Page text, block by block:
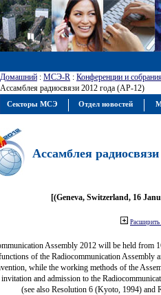
Домашний : МСЭ-R : Конференции и
Ассамблея радиосвязи 2012 года (АР-12)
Ассамблея
[(Geneva, Switzerland, 16
Расширить
Assembly 2012 will be held from
of the Radiocommunication
while the working methods of the
and admission to the
(see also Resolution 6 (Kyoto, 1994) and
Секторы МСЭ Отдел новостей